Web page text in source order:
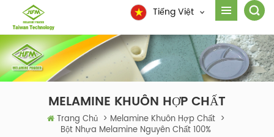
Tiếng Việt
MELAMINE KHUÔN HỢP CHẤT
Trang Chủ > Melamine Khuôn Hợp Chất >
Bột Nhựa Melamine Nguyên Chất 100%